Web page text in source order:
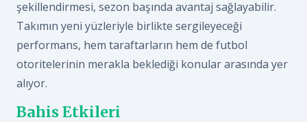
şekillendirmesi, sezon başında avantaj sağlayabilir.
Takımın yeni yüzleriyle birlikte sergileyeceği
performans, hem taraftarların hem de futbol
otoritelerinin merakla beklediği konular arasında yer
alıyor.
Bahis Etkileri